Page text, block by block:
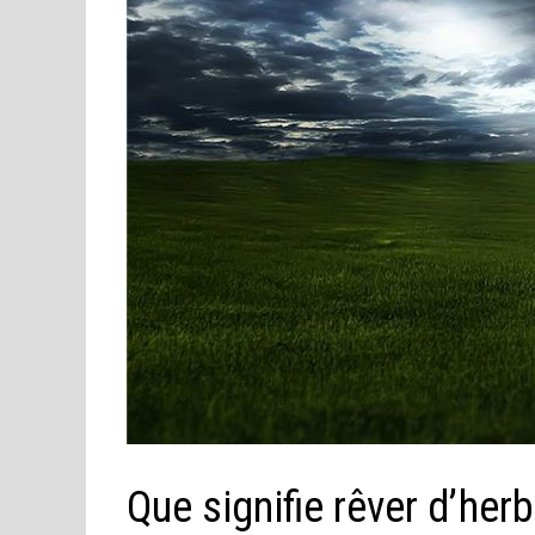
Que signifie rêver